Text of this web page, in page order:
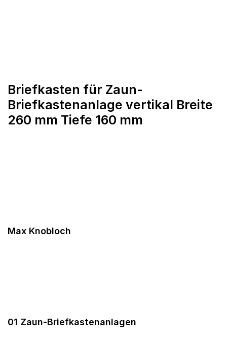
Briefkasten für Zaun-
Briefkastenanlage vertikal Breite
260 mm Tiefe 160 mm
Max Knobloch
01 Zaun-Briefkastenanlagen